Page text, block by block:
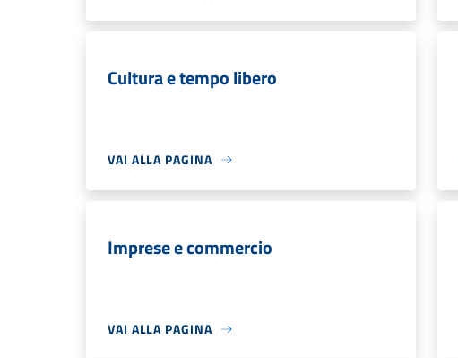
Cultura e tempo libero
VAI ALLA PAGINA
Imprese e commercio
VAI ALLA PAGINA